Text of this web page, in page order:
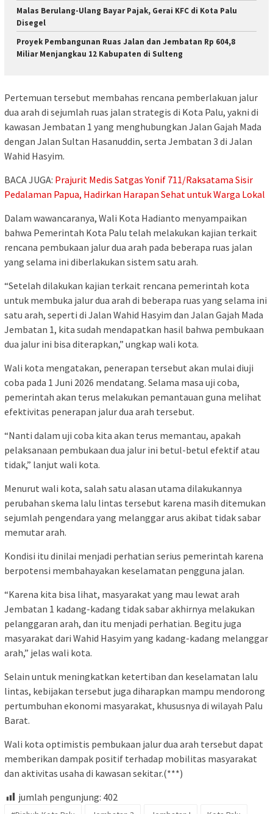
Malas Berulang-Ulang Bayar Pajak, Gerai KFC di Kota Palu
Disegel
Proyek Pembangunan Ruas Jalan dan Jembatan Rp 604,8
Miliar Menjangkau 12 Kabupaten di Sulteng
Pertemuan tersebut membahas rencana pemberlakuan jalur
dua arah di sejumlah ruas jalan strategis di Kota Palu, yakni di
kawasan Jembatan 1 yang menghubungkan Jalan Gajah Mada
dengan Jalan Sultan Hasanuddin, serta Jembatan 3 di Jalan
Wahid Hasyim.
BACA JUGA: Prajurit Medis Satgas Yonif 711/Raksatama Sisir
Pedalaman Papua, Hadirkan Harapan Sehat untuk Warga Lokal
Dalam wawancaranya, Wali Kota Hadianto menyampaikan
bahwa Pemerintah Kota Palu telah melakukan kajian terkait
rencana pembukaan jalur dua arah pada beberapa ruas jalan
yang selama ini diberlakukan sistem satu arah.
“Setelah dilakukan kajian terkait rencana pemerintah kota
untuk membuka jalur dua arah di beberapa ruas yang selama ini
satu arah, seperti di Jalan Wahid Hasyim dan Jalan Gajah Mada
Jembatan 1, kita sudah mendapatkan hasil bahwa pembukaan
dua jalur ini bisa diterapkan,” ungkap wali kota.
Wali kota mengatakan, penerapan tersebut akan mulai diuji
coba pada 1 Juni 2026 mendatang. Selama masa uji coba,
pemerintah akan terus melakukan pemantauan guna melihat
efektivitas penerapan jalur dua arah tersebut.
“Nanti dalam uji coba kita akan terus memantau, apakah
pelaksanaan pembukaan dua jalur ini betul-betul efektif atau
tidak,” lanjut wali kota.
Menurut wali kota, salah satu alasan utama dilakukannya
perubahan skema lalu lintas tersebut karena masih ditemukan
sejumlah pengendara yang melanggar arus akibat tidak sabar
memutar arah.
Kondisi itu dinilai menjadi perhatian serius pemerintah karena
berpotensi membahayakan keselamatan pengguna jalan.
“Karena kita bisa lihat, masyarakat yang mau lewat arah
Jembatan 1 kadang-kadang tidak sabar akhirnya melakukan
pelanggaran arah, dan itu menjadi perhatian. Begitu juga
masyarakat dari Wahid Hasyim yang kadang-kadang melanggar
arah,” jelas wali kota.
Selain untuk meningkatkan ketertiban dan keselamatan lalu
lintas, kebijakan tersebut juga diharapkan mampu mendorong
pertumbuhan ekonomi masyarakat, khususnya di wilayah Palu
Barat.
Wali kota optimistis pembukaan jalur dua arah tersebut dapat
memberikan dampak positif terhadap mobilitas masyarakat
dan aktivitas usaha di kawasan sekitar.(***)
jumlah pengunjung: 402